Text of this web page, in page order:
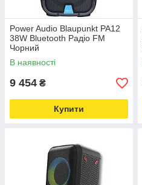
Power Audio Blaupunkt PA12
38W Bluetooth Радіо FM
Чорний
В наявності
9 454 ₴
Купити